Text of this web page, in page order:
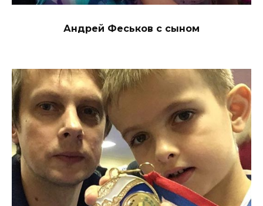
Андрей Феськов с сыном